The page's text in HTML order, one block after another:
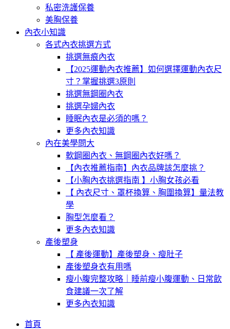
私密洗護保養
美胸保養
內衣小知識
各式內衣挑選方式
挑選無痕內衣
【2025運動內衣推薦】如何選擇運動內衣尺
寸？掌握挑選3原則
挑選無鋼圈內衣
挑選孕婦內衣
睡眠內衣是必須的嗎？
更多內衣知識
內在美學問大
軟鋼圈內衣、無鋼圈內衣好嗎？
【內衣推薦指南】內衣品牌該怎麼挑？
【小胸內衣挑選指南 】小胸女孩必看
【 內衣尺寸、罩杯換算、胸圍換算】量法教
學
胸型怎麼看？
更多內衣知識
產後塑身
【 產後運動】產後塑身、瘦肚子
產後塑身衣有用嗎
瘦小腹完整攻略｜睡前瘦小腹運動、日常飲
食建議一次了解
更多內衣知識
首頁